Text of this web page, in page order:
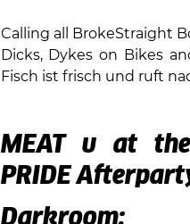
Calling all BrokeStraight
Dicks, Dykes on Bikes
Fisch ist frisch und ruft
MEAT u at
PRIDE
Darkroom: